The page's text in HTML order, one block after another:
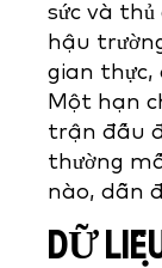
sức và thủ
hậu
gian thực,
Một hạn
trận đấu
thường
nào, dẫn
DỮ